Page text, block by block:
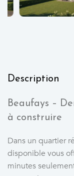
Description
Beaufays –
à construire
Dans un quartier
disponible vous
minutes